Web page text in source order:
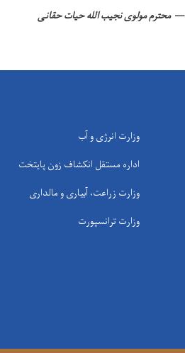
محترم مولوی نجیب الله حیات حقانی
وزارت انرژی و آب
اداره مستقل انکشاف زون پایتخت
وزارت زراعت، آبیاری و مالداری
وزارت ترانسپورت